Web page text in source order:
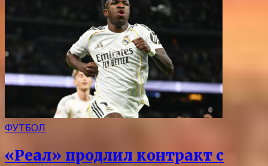
ФУТБОЛ
«Реал» продлил контракт с